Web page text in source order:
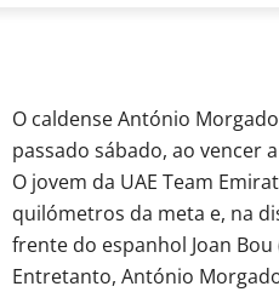
O caldense António
passado sábado, ao vencer
O jovem da UAE Team
quilómetros da meta e, na
frente do espanhol Joan
Entretanto, António